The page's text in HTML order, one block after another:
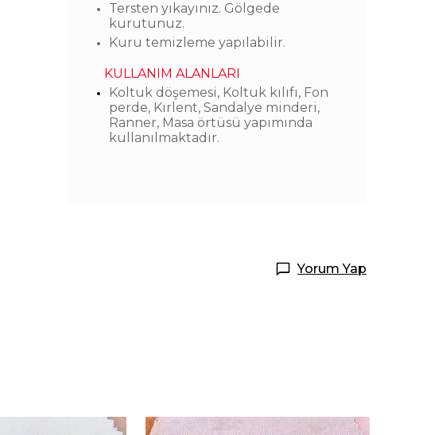
Tersten yıkayınız. Gölgede
kurutunuz.
Kuru temizleme yapılabilir.
KULLANIM ALANLARI
Koltuk döşemesi, Koltuk kılıfı, Fon
perde, Kırlent, Sandalye minderi,
Ranner, Masa örtüsü yapımında
kullanılmaktadır.
Yorum Yap